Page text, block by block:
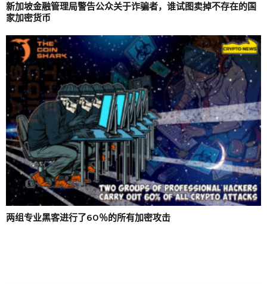
新加坡金融管理局警告公众关于诈骗者，谁试图卖掉不存在的国
家加密货币
两组专业黑客进行了60％的所有加密攻击